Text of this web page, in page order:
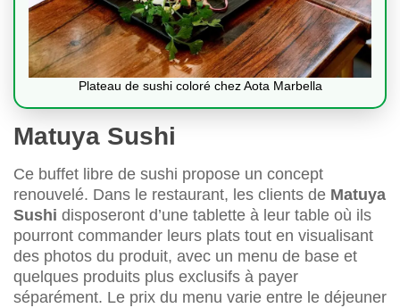
Plateau de sushi coloré chez Aota Marbella
Matuya Sushi
Ce buffet libre de sushi propose un concept
renouvelé. Dans le restaurant, les clients de Matuya
Sushi disposeront d’une tablette à leur table où ils
pourront commander leurs plats tout en visualisant
des photos du produit, avec un menu de base et
quelques produits plus exclusifs à payer
séparément. Le prix du menu varie entre le déjeuner